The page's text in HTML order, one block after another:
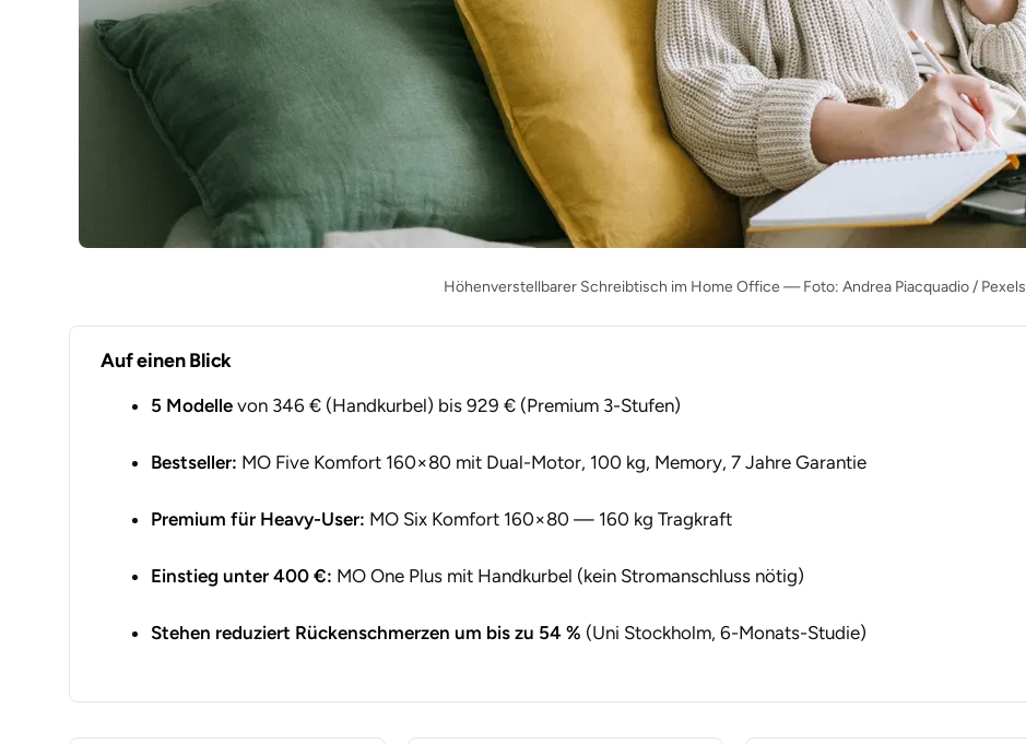
Höhenverstellbarer Schreibtisch im Home Office — Foto: Andrea Piacquadio / Pexels
Auf einen Blick
5 Modellevon 346 € (Handkurbel) bis 929 € (Premium 3-Stufen)
Bestseller: MO Five Komfort 160×80 mit Dual-Motor, 100 kg, Memory, 7 Jahre Garantie
Premium für Heavy-User: MO Six Komfort 160×80 — 160 kg Tragkraft
Einstieg unter 400 €: MO One Plus mit Handkurbel (kein Stromanschluss nötig)
Stehen reduziert Rückenschmerzen um bis zu 54 % (Uni Stockholm, 6-Monats-Studie)